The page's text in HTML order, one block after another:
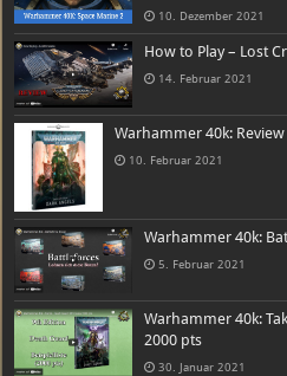
10. Dezember 2021
How to Play – Lost
14. Februar 2021
Warhammer 40k:
10. Februar 2021
Warhammer 40k:
5. Februar 2021
Warhammer 40k:
2000 pts
30. Januar 2021